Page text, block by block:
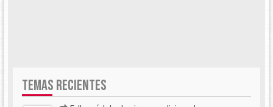
TEMAS RECIENTES